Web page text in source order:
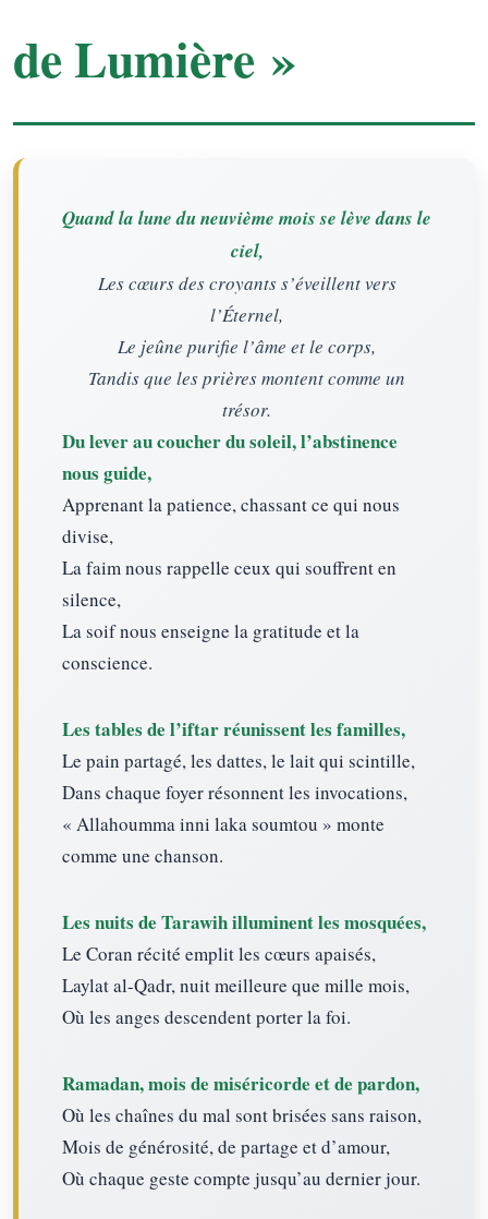
de Lumière »
Quand la lune du neuvième mois se lève dans le
ciel,
Les cœurs des croyants s’éveillent vers
l’Éternel,
Le jeûne purifie l’âme et le corps,
Tandis que les prières montent comme un
trésor.
Du lever au coucher du soleil, l’abstinence
nous guide,
Apprenant la patience, chassant ce qui nous
divise,
La faim nous rappelle ceux qui souffrent en
silence,
La soif nous enseigne la gratitude et la
conscience.
Les tables de l’iftar réunissent les familles,
Le pain partagé, les dattes, le lait qui scintille,
Dans chaque foyer résonnent les invocations,
« Allahoumma inni laka soumtou » monte
comme une chanson.
Les nuits de Tarawih illuminent les mosquées,
Le Coran récité emplit les cœurs apaisés,
Laylat al-Qadr, nuit meilleure que mille mois,
Où les anges descendent porter la foi.
Ramadan, mois de miséricorde et de pardon,
Où les chaînes du mal sont brisées sans raison,
Mois de générosité, de partage et d’amour,
Où chaque geste compte jusqu’au dernier jour.